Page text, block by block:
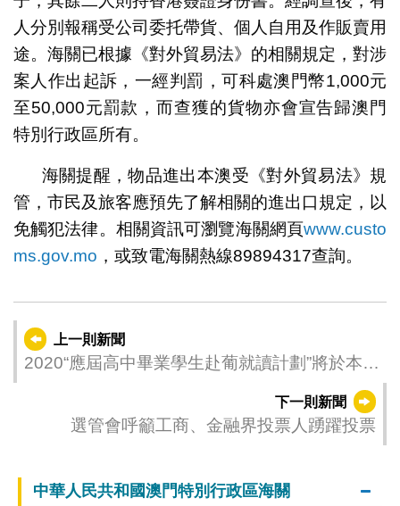
人分別報稱受公司委托帶貨、個人自用及作販賣用
途。海關已根據《對外貿易法》的相關規定，對涉
案人作出起訴，一經判罰，可科處澳門幣1,000元
至50,000元罰款，而查獲的貨物亦會宣告歸澳門
特別行政區所有。
海關提醒，物品進出本澳受《對外貿易法》規
管，市民及旅客應預先了解相關的進出口規定，以
免觸犯法律。相關資訊可瀏覽海關網頁www.custo
ms.gov.mo ，或致電海關熱線89894317查詢。
上一則新聞
2020“應屆高中畢業學生赴葡就讀計劃”將於本月
下一則新聞
選管會呼籲工商、金融界投票人踴躍投票
中華人民共和國澳門特別行政區海關